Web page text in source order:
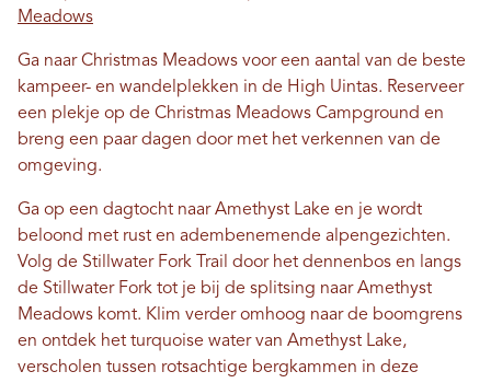
Meadows
Ga naar Christmas Meadows voor een aantal van de beste
kampeer- en wandelplekken in de High Uintas. Reserveer
een plekje op de Christmas Meadows Campground en
breng een paar dagen door met het verkennen van de
omgeving.
Ga op een dagtocht naar Amethyst Lake en je wordt
beloond met rust en adembenemende alpengezichten.
Volg de Stillwater Fork Trail door het dennenbos en langs
de Stillwater Fork tot je bij de splitsing naar Amethyst
Meadows komt. Klim verder omhoog naar de boomgrens
en ontdek het turquoise water van Amethyst Lake,
verscholen tussen rotsachtige bergkammen in deze